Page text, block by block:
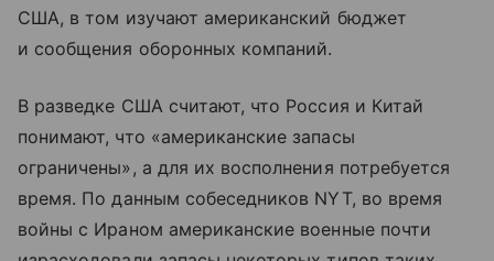
США, в том изучают американский бюджет
и сообщения оборонных компаний.
В разведке США считают, что Россия и Китай
понимают, что «американские запасы
ограничены», а для их восполнения потребуется
время. По данным собеседников NYT, во время
войны с Ираном американские военные почти